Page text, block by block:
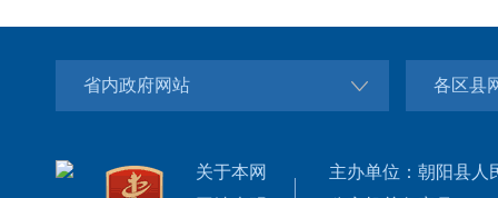
省内政府网站 各区县
关于本网
主办单位：朝阳县人